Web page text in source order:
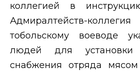
коллегией в
Адмиралтейств-
тобольскому воеводе
людей для
снабжения отряда